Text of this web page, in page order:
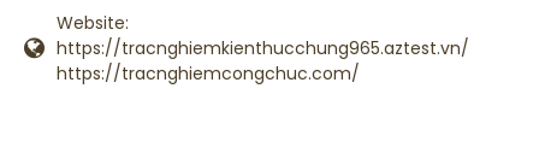
Website:
https://tracnghiemkienthucchung965.aztest.vn/
https://tracnghiemcongchuc.com/